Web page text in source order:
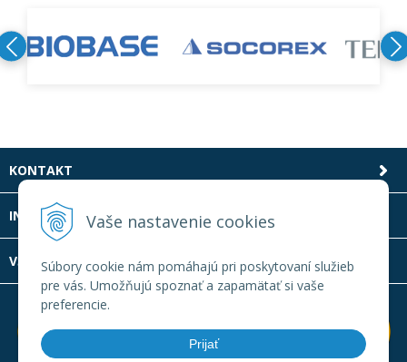
Vaše nastavenie cookies
Súbory cookie nám pomáhajú pri poskytovaní služieb
pre vás. Umožňujú spoznať a zapamätať si vaše
preferencie.
Prijať
KONTAKT
INFOLINKA
VŠETKO O NÁKUPE